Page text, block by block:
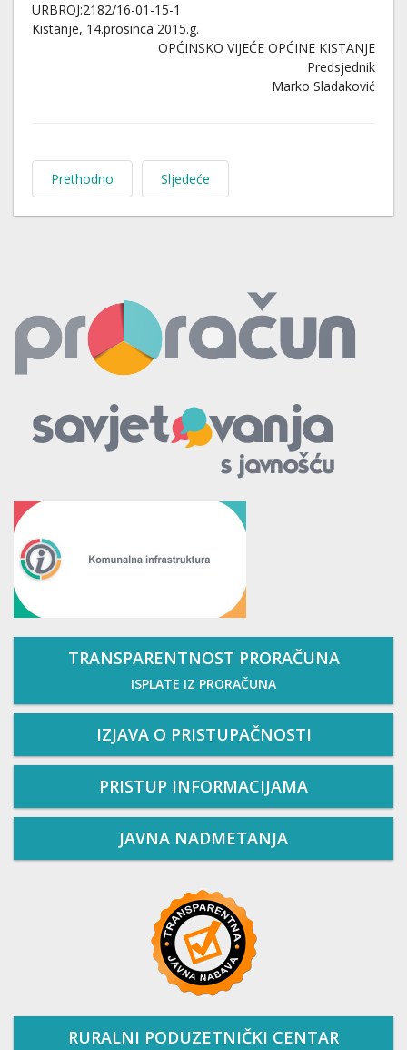
URBROJ:2182/16-01-15-1
Kistanje, 14.prosinca 2015.g.
OPĆINSKO VIJEĆE OPĆINE KISTANJE
Predsjednik
Marko Sladaković
Prethodno Sljedeće
TRANSPARENTNOST PRORAČUNA
ISPLATE IZ PRORAČUNA
IZJAVA O PRISTUPAČNOSTI
PRISTUP INFORMACIJAMA
JAVNA NADMETANJA
RURALNI PODUZETNIČKI CENTAR